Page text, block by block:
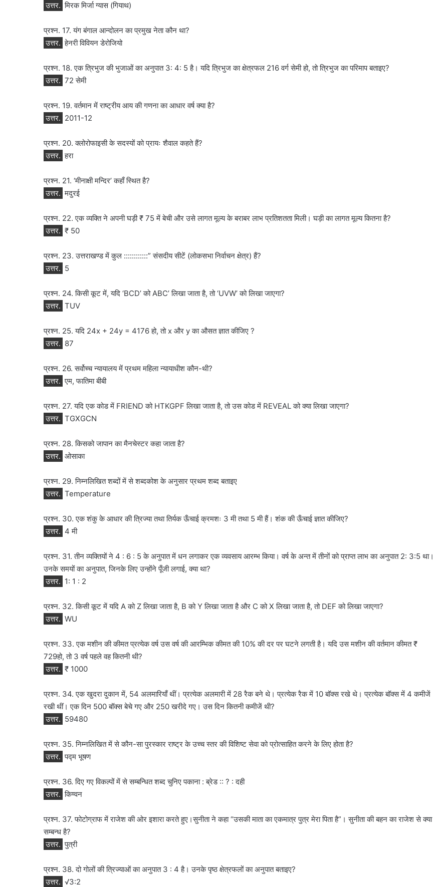
उत्तर. मिरक मिर्जा ग्यास (गियाथ)
प्रश्न. 17. यंग बंगाल आन्दोलन का प्रमुख नेता कौन था?
उत्तर. हेनरी विवियन डेरोजियो
प्रश्न. 18. एक त्रिभुज की भुजाओं का अनुपात 3: 4: 5 है। यदि त्रिभुज का क्षेत्रफल 216 वर्ग सेमी हो, तो त्रिभुज का परिमाप बताइए?
उत्तर. 72 सेमी
प्रश्न. 19. वर्तमान में राष्ट्रीय आय की गणना का आधार वर्ष क्या है?
उत्तर. 2011-12
प्रश्न. 20. क्लोरोफाइसी के सदस्यों को प्रायः शैवाल कहते हैं?
उत्तर. हरा
प्रश्न. 21. ‘मीनाक्षी मन्दिर’ कहाँ स्थित है?
उत्तर. मदुरई
प्रश्न. 22. एक व्यक्ति ने अपनी घड़ी ₹ 75 में बेची और उसे लागत मूल्य के बराबर लाभ प्रतिशतता मिली। घड़ी का लागत मूल्य कितना है?
उत्तर. ₹ 50
प्रश्न. 23. उत्तराखण्ड में कुल ::::::::::::” संसदीय सीटें (लोकसभा निर्वाचन क्षेत्र) हैं?
उत्तर. 5
प्रश्न. 24. किसी कूट में, यदि ‘BCD’ को ABC’ लिखा जाता है, तो ‘UVW’ को लिखा जाएगा?
उत्तर. TUV
प्रश्न. 25. यदि 24x + 24y = 4176 हो, तो x और y का औसत ज्ञात कीजिए ?
उत्तर. 87
प्रश्न. 26. सर्वोच्च न्यायालय में प्रथम महिला न्यायाधीश कौन-थी?
उत्तर. एम, फातिमा बीबी
प्रश्न. 27. यदि एक कोड में FRIEND को HTKGPF लिखा जाता है, तो उस कोड में REVEAL को क्या लिखा जाएगा?
उत्तर. TGXGCN
प्रश्न. 28. किसको जापान का मैनचेस्टर कहा जाता है?
उत्तर. ओसाका
प्रश्न. 29. निम्नलिखित शब्दों में से शब्दकोश के अनुसार प्रथम शब्द बताइए
उत्तर. Temperature
प्रश्न. 30. एक शंकु के आधार की त्रिज्या तथा तिर्यक ऊँचाई क्रमशः 3 मी तथा 5 मी हैं। शंक की ऊँचाई ज्ञात कीजिए?
उत्तर. 4 मी
प्रश्न. 31. तीन व्यक्तियों ने 4 : 6 : 5 के अनुपात में धन लगाकर एक व्यवसाय आरम्भ किया। वर्ष के अन्त में तीनों को प्राप्त लाभ का अनुपात 2: 3:5 था।
उनके समयों का अनुपात, जिनके लिए उन्होंने पूँजी लगाई, क्या था?
उत्तर. 1: 1 : 2
प्रश्न. 32. किसी कूट में यदि A को Z लिखा जाता है, B को Y लिखा जाता है और C को X लिखा जाता है, तो DEF को लिखा जाएगा?
उत्तर. WU
प्रश्न. 33. एक मशीन की कीमत प्रत्येक वर्ष उस वर्ष की आरम्भिक कीमत की 10% की दर पर घटने लगती है। यदि उस मशीन की वर्तमान कीमत ₹
729हो, तो 3 वर्ष पहले वह कितनी थी?
उत्तर. ₹ 1000
प्रश्न. 34. एक खुदरा दुकान में, 54 अलमारियाँ थीं। प्रत्येक अलमारी में 28 रैक बने थे। प्रत्येक रैक में 10 बॉक्स रखे थे। प्रत्येक बॉक्स में 4 कमीजें
रखी थीं। एक दिन 500 बॉक्स बेचे गए और 250 खरीदे गए। उस दिन कितनी कमीजें थी?
उत्तर. 59480
प्रश्न. 35. निम्नलिखित में से कौन-सा पुरस्कार राष्ट्र के उच्च स्तर की विशिष्ट सेवा को प्रोत्साहित करने के लिए होता है?
उत्तर. पद्म भूषण
प्रश्न. 36. दिए गए विकल्पों में से सम्बन्धित शब्द चुनिए पकाना : ब्रेड :: ? : दही
उत्तर. किण्वन
प्रश्न. 37. फोटोग्राफ में राजेश की ओर इशारा करते हुए।सुनीता ने कहा “उसकी माता का एकमात्र पुत्र मेरा पिता है”। सुनीता की बहन का राजेश से क्या
सम्बन्ध है?
उत्तर. पुत्री
प्रश्न. 38. दो गोलों की त्रिज्याओं का अनुपात 3 : 4 है। उनके पृष्ठ क्षेत्रफलों का अनुपात बताइए?
उत्तर. √3:2